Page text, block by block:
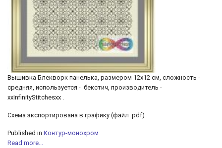
Вышивка Блекворк панелька, размером 12х12 см, сложность -
средняя, используется - бекстич, производитель -
xxInfinityStitchesxx .
Схема экспортирована в графику (файл .pdf)
Published in Контур-монохром
Read more...